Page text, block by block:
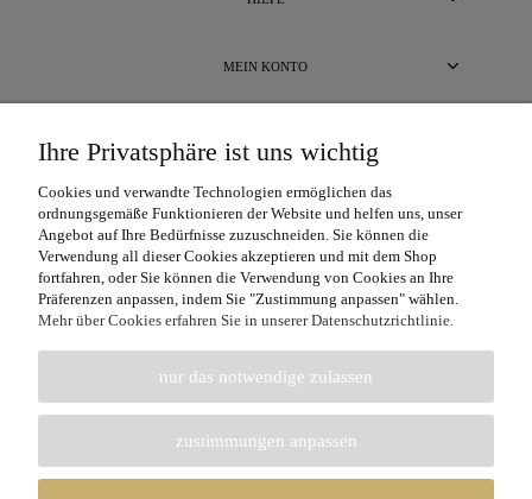
MEIN KONTO
ÜBER UNS
Unterstützte Zahlungskarten: Visa, Visa Electron, Maestro, MasterCard,
MasterCard Electronic.
Ihre Privatsphäre ist uns wichtig
Cookies und verwandte Technologien ermöglichen das
ordnungsgemäße Funktionieren der Website und helfen uns, unser
Angebot auf Ihre Bedürfnisse zuzuschneiden. Sie können die
Verwendung all dieser Cookies akzeptieren und mit dem Shop
fortfahren, oder Sie können die Verwendung von Cookies an Ihre
Präferenzen anpassen, indem Sie "Zustimmung anpassen" wählen.
Mehr über Cookies erfahren Sie in unserer Datenschutzrichtlinie.
nur das notwendige zulassen
zustimmungen anpassen